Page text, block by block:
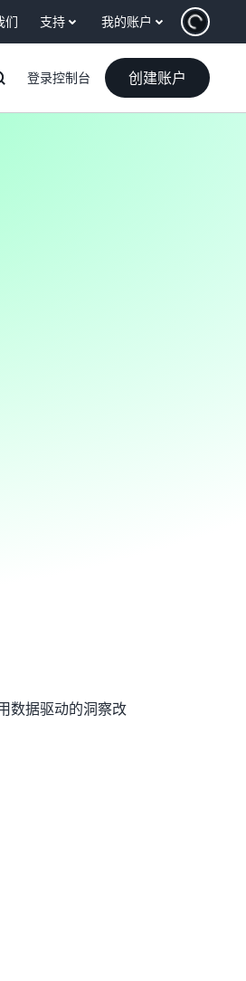
们 支持 我的账户
登录控制台 创建账户
数据驱动的洞察改